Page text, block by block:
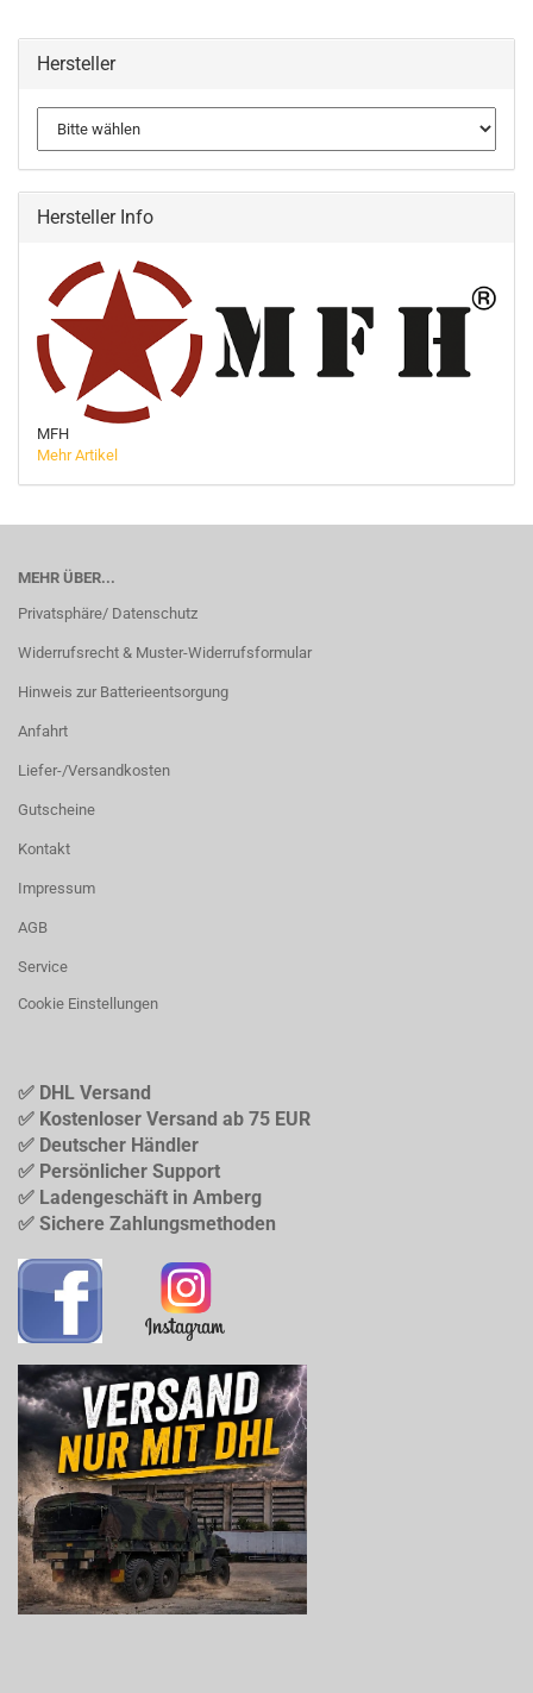
Hersteller
Hersteller Info
MFH
Mehr Artikel
MEHR ÜBER...
Privatsphäre/ Datenschutz
Widerrufsrecht & Muster-Widerrufsformular
Hinweis zur Batterieentsorgung
Anfahrt
Liefer-/Versandkosten
Gutscheine
Kontakt
Impressum
AGB
Service
Cookie Einstellungen
✅ DHL Versand
✅ Kostenloser Versand ab 75 EUR
✅ Deutscher Händler
✅ Persönlicher Support
✅ Ladengeschäft in Amberg
✅ Sichere Zahlungsmethoden